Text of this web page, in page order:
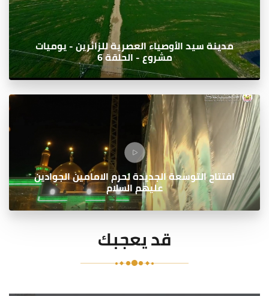
مدينة سيد الأوصياء العصرية للزائرين - يوميات
مشروع - الحلقة 6
افتتاح التوسعة الجديدة لحرم الامامين الجوادين
عليهم السلام
قد يعجبك